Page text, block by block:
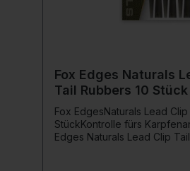
Fox Edges Naturals
Tail Rubbers 10 Stück
Fox EdgesNaturals Lead
StückKontrolle fürs
Edges Naturals Lead Clip